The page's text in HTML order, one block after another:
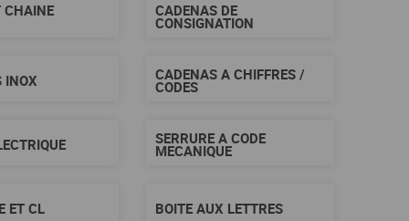
CHAINE CADENAS DE
CONSIGNATION
INOX CADENAS A CHIFFRES /
CODES
SERRURE A CODE
MECANIQUE
ET CL BOITE AUX LETTRES